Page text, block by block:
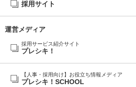
採用サイト
運営メディア
採用サービス紹介サイト
プレシキ！
【人事・採用向け】お役立ち情報メディア
プレシキ！SCHOOL